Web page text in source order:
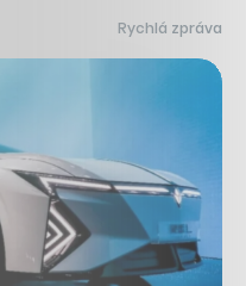
Rychlá zpráva